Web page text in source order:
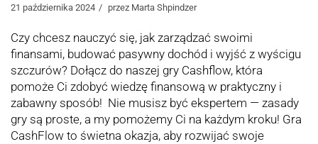
21 października 2024 przez Marta Shpindzer
Czy chcesz nauczyć się, jak zarządzać swoimi
finansami, budować pasywny dochód i wyjść z wyścigu
szczurów? Dołącz do naszej gry Cashflow, która
pomoże Ci zdobyć wiedzę finansową w praktyczny i
zabawny sposób! Nie musisz być ekspertem — zasady
gry są proste, a my pomożemy Ci na każdym kroku! Gra
CashFlow to świetna okazja, aby rozwijać swoje